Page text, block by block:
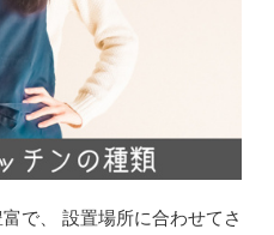
で、 設置場所に合わせてさ